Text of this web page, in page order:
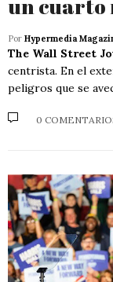
un cuarto
Por Hypermedia
The Wall Street
centrista. En el
peligros que se
0